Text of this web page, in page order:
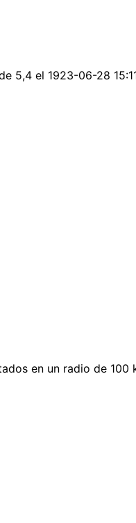
5,4 el 1923-06-28
en un radio de 100